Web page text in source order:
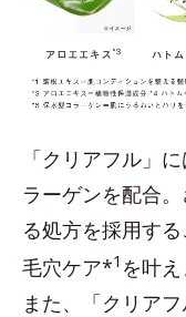
「クリアフル」
ラーゲンを配合
る処方を採用す
毛穴ケア*1 を叶え
また、「クリア